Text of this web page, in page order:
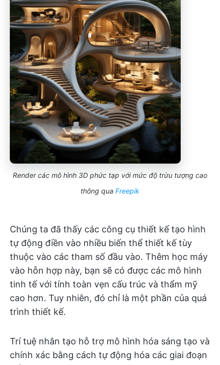
Render các mô hình 3D phức tạp với mức độ trừu tượng cao
thông qua Freepik
Chúng ta đã thấy các công cụ thiết kế tạo hình
tự động điền vào nhiều biến thể thiết kế tùy
thuộc vào các tham số đầu vào. Thêm học máy
vào hỗn hợp này, bạn sẽ có được các mô hình
tinh tế với tính toàn vẹn cấu trúc và thẩm mỹ
cao hơn. Tuy nhiên, đó chỉ là một phần của quá
trình thiết kế.
Trí tuệ nhân tạo hỗ trợ mô hình hóa sáng tạo và
chính xác bằng cách tự động hóa các giai đoạn